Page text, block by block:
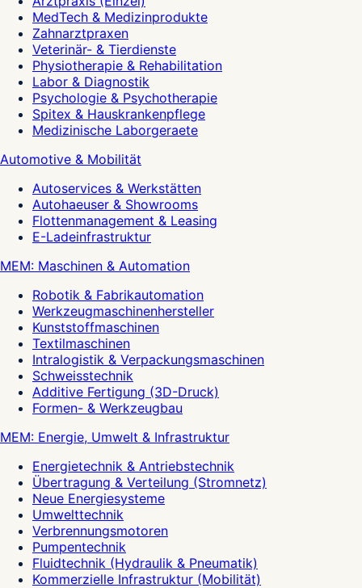
MedTech & Medizinprodukte
Zahnarztpraxen
Veterinär- & Tierdienste
Physiotherapie & Rehabilitation
Labor & Diagnostik
Psychologie & Psychotherapie
Spitex & Hauskrankenpflege
Medizinische Laborgeraete
Automotive & Mobilität
Autoservices & Werkstätten
Autohaeuser & Showrooms
Flottenmanagement & Leasing
E-Ladeinfrastruktur
MEM: Maschinen & Automation
Robotik & Fabrikautomation
Werkzeugmaschinenhersteller
Kunststoffmaschinen
Textilmaschinen
Intralogistik & Verpackungsmaschinen
Schweisstechnik
Additive Fertigung (3D-Druck)
Formen- & Werkzeugbau
MEM: Energie, Umwelt & Infrastruktur
Energietechnik & Antriebstechnik
Übertragung & Verteilung (Stromnetz)
Neue Energiesysteme
Umwelttechnik
Verbrennungsmotoren
Pumpentechnik
Fluidtechnik (Hydraulik & Pneumatik)
Kommerzielle Infrastruktur (Mobilität)